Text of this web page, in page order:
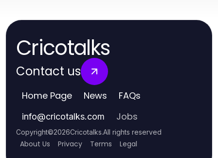
Cricotalks
Contact us
Home Page News FAQs
info@cricotalks.com Jobs
Copyright©2026Cricotalks.All rights reserved
About Us Privacy Terms Legal